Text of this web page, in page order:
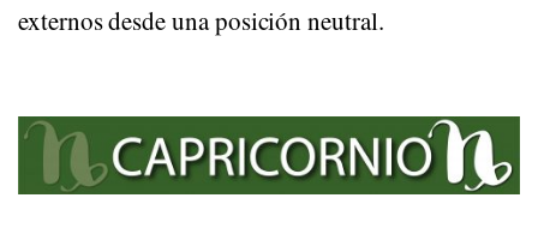
externos desde una posición neutral.